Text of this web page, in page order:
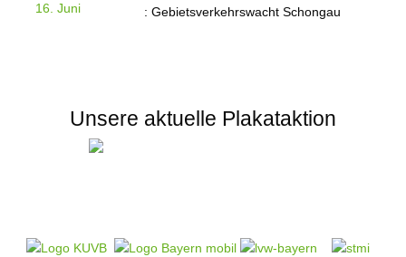
16. Juni
: Gebietsverkehrswacht Schongau
Unsere aktuelle Plakataktion